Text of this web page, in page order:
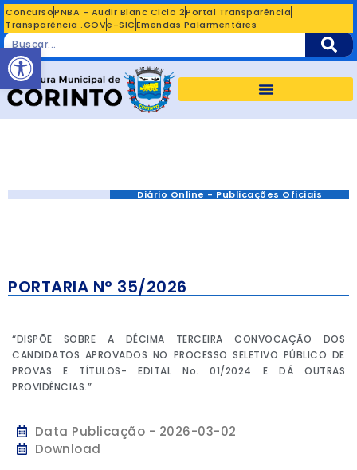
ConcursoPNBA - Audir Blanc Ciclo 2Portal Transparência
Transparência .GOVe-SICEmendas Palarmentáres
Diário Online - Publicações Oficiais
PORTARIA Nº 35/2026
“DISPÕE SOBRE A DÉCIMA TERCEIRA CONVOCAÇÃO DOS
CANDIDATOS APROVADOS NO PROCESSO SELETIVO PÚBLICO DE
PROVAS E TÍTULOS- EDITAL No. 01/2024 E DÁ OUTRAS
PROVIDÊNCIAS.”
Data Publicação - 2026-03-02
Download
Abrir a barra de ferramentas